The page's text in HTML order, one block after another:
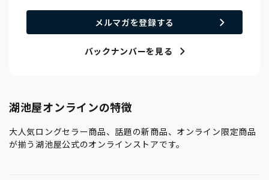
メルマガを登録する
バックナンバーを見る
湖池屋オンラインの特徴
大人気ロングセラー商品、話題の新商品、オンライン限定商品
が揃う湖池屋公式のオンラインストアです。